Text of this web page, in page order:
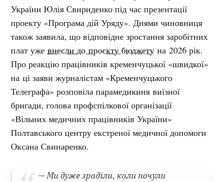
України Юлія Свириденко під час презентації
проекту «Програма дій Уряду». Днями чиновниця
також заявила, що відповідне зростання заробітних
плат ужевнесли до проєкту бюджету на 2026 рік.
Про реакцію працівників кременчуцької «швидкої»
на ці заяви журналістам «Кременчуцького
Телеграфа» розповіла парамедикиня виїзної
бригади, голова профспілкової організації
«Вільних медичних працівників України»
Полтавського центру екстреної медичної допомоги
Оксана Свинаренко.
— Ми дуже зраділи, коли почули